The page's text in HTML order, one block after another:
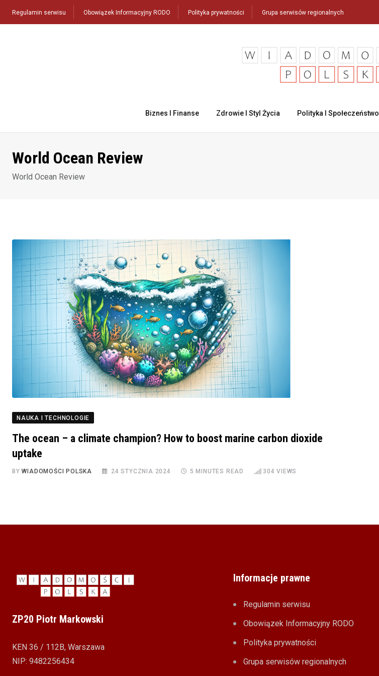
Regulamin serwisu Obowiązek Informacyjny RODO Polityka prywatności Grupa serwisów regionalnych
Biznes I Finanse Zdrowie I Styl Życia Polityka I Społeczeństwo
World Ocean Review
World Ocean Review
NAUKA I TECHNOLOGIE
The ocean – a climate champion? How to boost marine carbon dioxide
uptake
BYWIADOMOŚCI POLSKA 24 STYCZNIA 2024 5 MINUTES READ 304 VIEWS
ZP20 Piotr Markowski
KEN 36 / 112B, Warszawa
NIP: 9482256434
Informacje prawne
Regulamin serwisu
Obowiązek Informacyjny RODO
Polityka prywatności
Grupa serwisów regionalnych